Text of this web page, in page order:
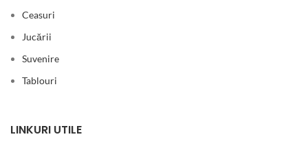
Ceasuri
Jucării
Suvenire
Tablouri
LINKURI UTILE